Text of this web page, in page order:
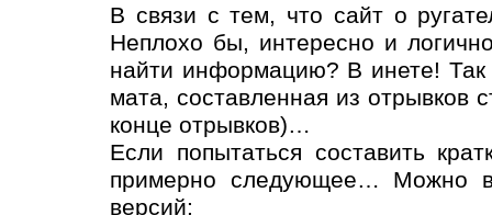
В связи с тем, что сайт о
Неплохо бы, интересно и
найти информацию? В инете! Так
мата, составленная из отрывков
конце отрывков)…
Если попытаться составить
примерно следующее… Можно
версий: